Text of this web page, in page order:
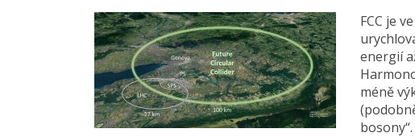
FCC je
energií
méně
bosony“.